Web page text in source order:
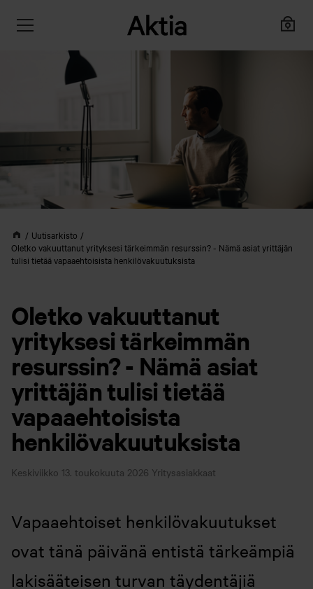
Uutisarkisto
Oletko vakuuttanut yrityksesi tärkeimmän resurssin? - Nämä asiat yrittäjän
tulisi tietää vapaaehtoisista henkilövakuutuksista
Oletko vakuuttanut
yrityksesi tärkeimmän
resurssin? - Nämä asiat
yrittäjän tulisi tietää
vapaaehtoisista
henkilövakuutuksista
Keskiviikko 13. toukokuuta 2026 Yritysasiakkaat
Vapaaehtoiset henkilövakuutukset
ovat tänä päivänä entistä tärkeämpiä
lakisääteisen turvan täydentäjiä